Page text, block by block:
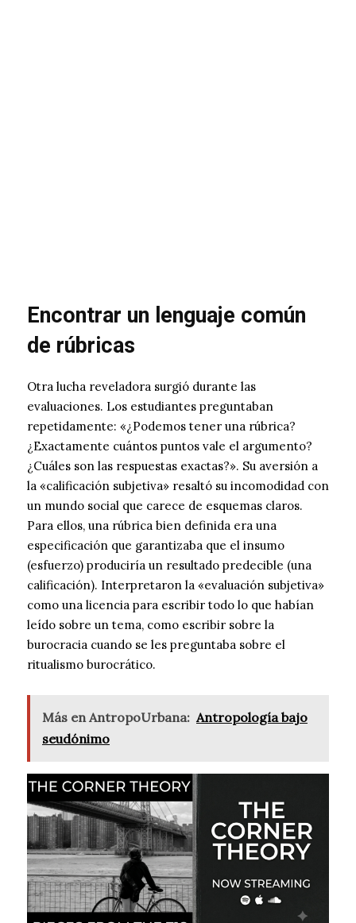
Encontrar un lenguaje común
de rúbricas
Otra lucha reveladora surgió durante las
evaluaciones. Los estudiantes preguntaban
repetidamente: «¿Podemos tener una rúbrica?
¿Exactamente cuántos puntos vale el argumento?
¿Cuáles son las respuestas exactas?». Su aversión a
la «calificación subjetiva» resaltó su incomodidad con
un mundo social que carece de esquemas claros.
Para ellos, una rúbrica bien definida era una
especificación que garantizaba que el insumo
(esfuerzo) produciría un resultado predecible (una
calificación). Interpretaron la «evaluación subjetiva»
como una licencia para escribir todo lo que habían
leído sobre un tema, como escribir sobre la
burocracia cuando se les preguntaba sobre el
ritualismo burocrático.
Más en AntropoUrbana: Antropología bajo
seudónimo